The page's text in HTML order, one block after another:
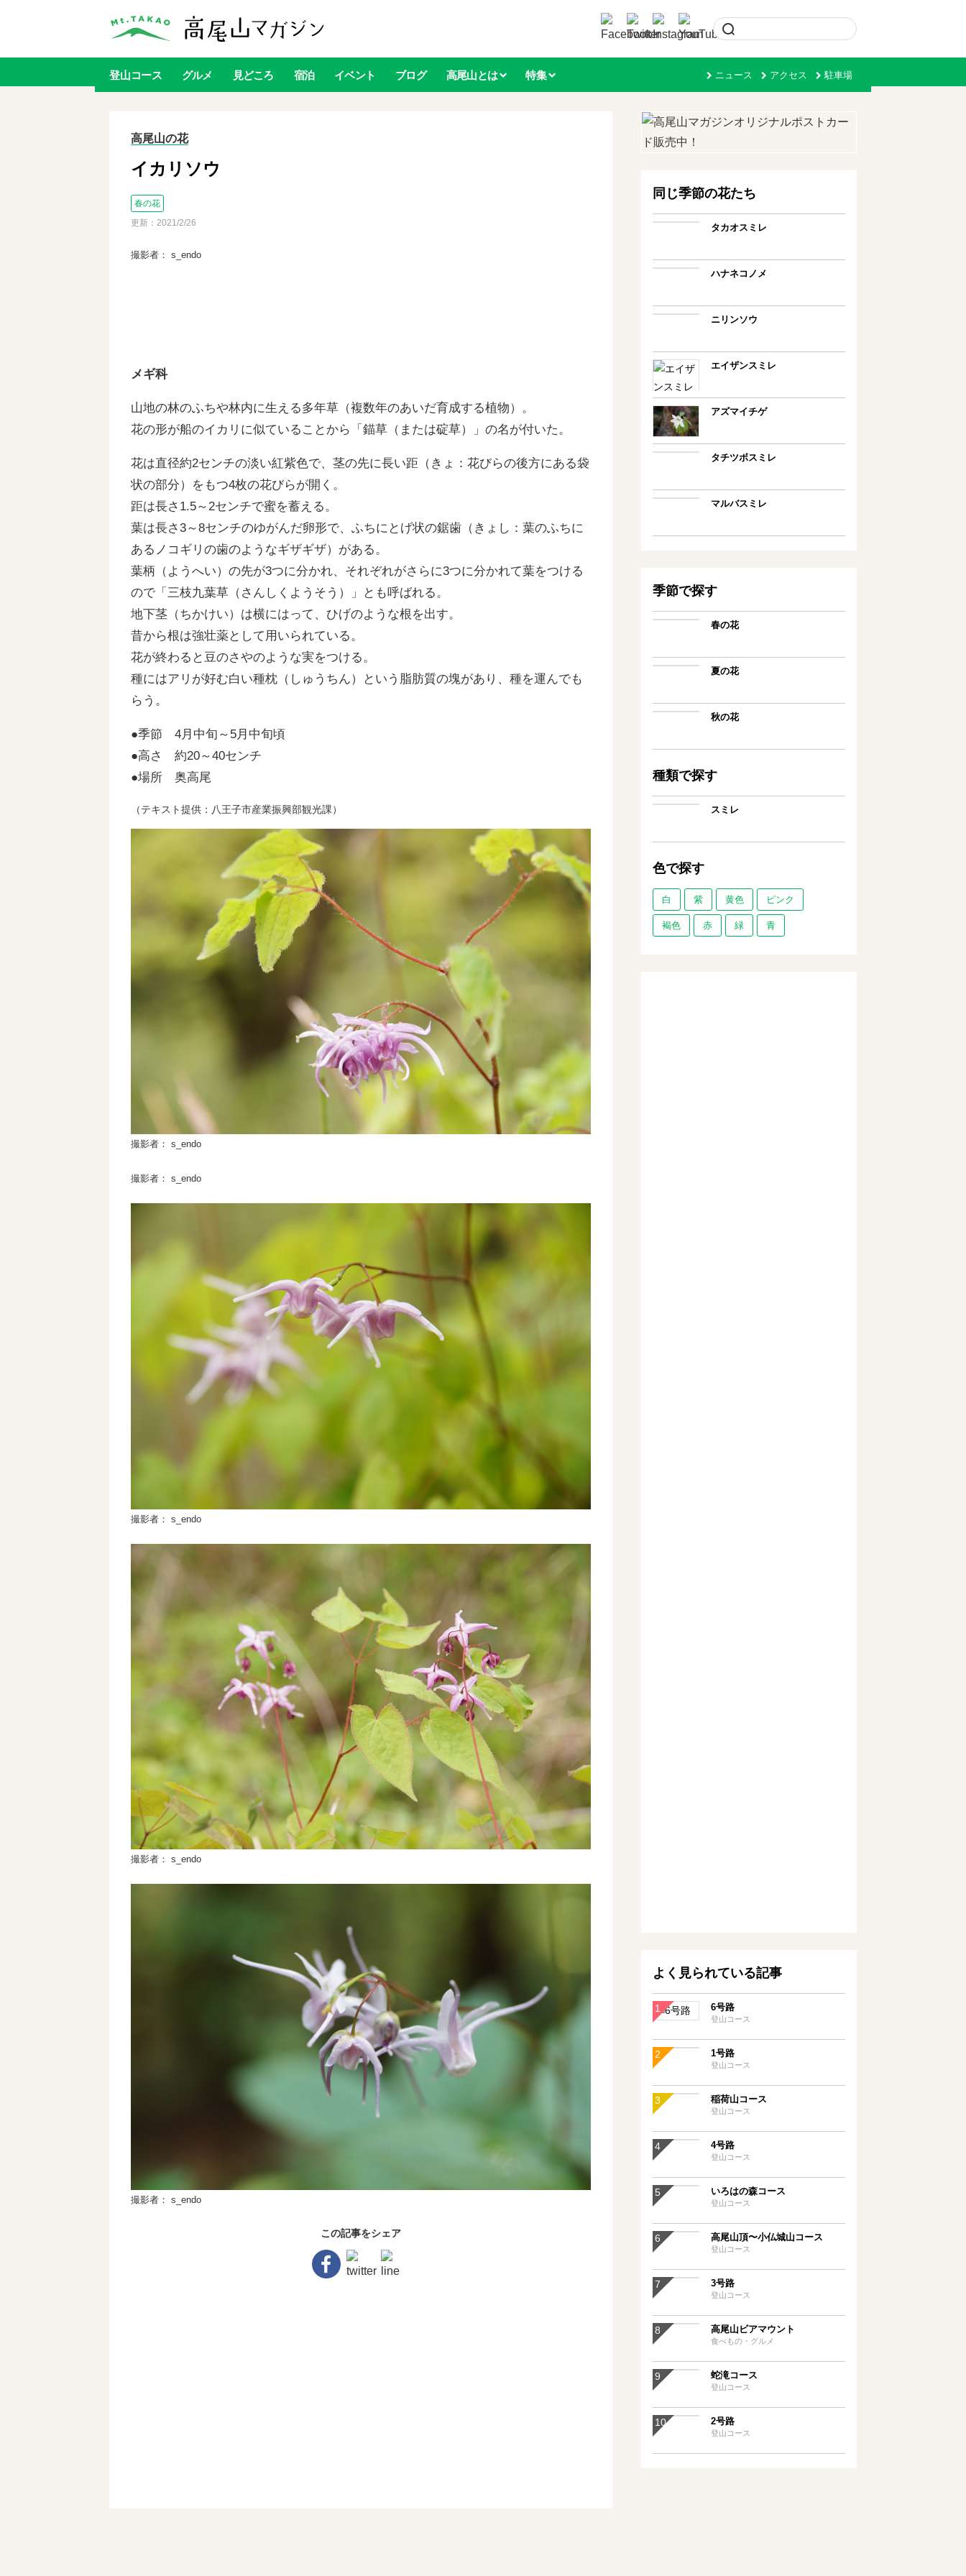
ニュース アクセス 駐車場
登山コース グルメ 見どころ 宿泊 イベント ブログ 高尾山とは 特集
高尾山の花
イカリソウ
春の花
更新： 2021/2/26
撮影者： s_endo
メギ科
山地の林のふちや林内に生える多年草（複数年のあいだ育成する植物）。
花の形が船のイカリに似ていることから「錨草（または碇草）」の名が付いた。
花は直径約2センチの淡い紅紫色で、茎の先に長い距（きょ：花びらの後方にある袋
状の部分）をもつ4枚の花びらが開く。
距は長さ1.5～2センチで蜜を蓄える。
葉は長さ3～8センチのゆがんだ卵形で、ふちにとげ状の鋸歯（きょし：葉のふちに
あるノコギリの歯のようなギザギザ）がある。
葉柄（ようへい）の先が3つに分かれ、それぞれがさらに3つに分かれて葉をつける
ので「三枝九葉草（さんしくようそう）」とも呼ばれる。
地下茎（ちかけい）は横にはって、ひげのような根を出す。
昔から根は強壮薬として用いられている。
花が終わると豆のさやのような実をつける。
種にはアリが好む白い種枕（しゅうちん）という脂肪質の塊があり、種を運んでも
らう。
●季節 4月中旬～5月中旬頃
●高さ 約20～40センチ
●場所 奥高尾
（テキスト提供：八王子市産業振興部観光課）
撮影者： s_endo
撮影者： s_endo
撮影者： s_endo
撮影者： s_endo
撮影者： s_endo
この記事をシェア
同じ季節の花たち
タカオスミレ
ハナネコノメ
ニリンソウ
エイザンスミレ
アズマイチゲ
タチツボスミレ
マルバスミレ
季節で探す
春の花
夏の花
秋の花
種類で探す
スミレ
色で探す
白 紫 黄色 ピンク
褐色 赤 緑 青
よく見られている記事
6号路
登山コース
1号路
登山コース
稲荷山コース
登山コース
4号路
登山コース
いろはの森コース
登山コース
高尾山頂〜小仏城山コース
登山コース
3号路
登山コース
高尾山ビアマウント
食べもの・グルメ
蛇滝コース
登山コース
2号路
登山コース